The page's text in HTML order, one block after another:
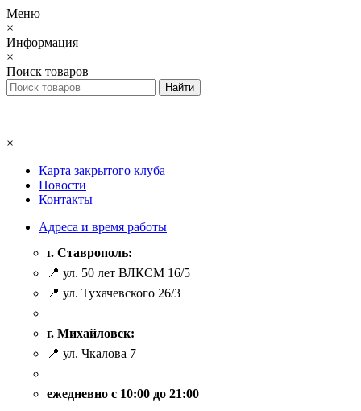
Меню
×
Информация
×
Поиск товаров
×
Карта закрытого клуба
Новости
Контакты
Адреса и время работы
г. Ставрополь:
📍 ул. 50 лет ВЛКСМ 16/5
📍 ул. Тухачевского 26/3
г. Михайловск:
📍 ул. Чкалова 7
ежедневно с 10:00 до 21:00